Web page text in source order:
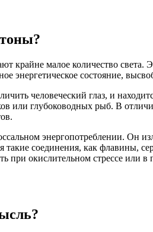
крайне малое количество света.
энергетическое состояние,
человеческий глаз, и
или глубоководных рыб. В
энергопотреблении. Он
соединения, как флавины,
окислительном стрессе или в